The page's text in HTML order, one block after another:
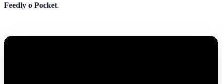
Feedly o Pocket.